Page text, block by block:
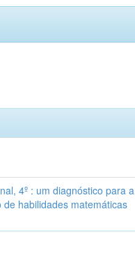
4º : um diagnóstico para a
habilidades matemáticas